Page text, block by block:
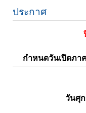
ประกาศ
กำหนดวันเปิดภา
วันศุ